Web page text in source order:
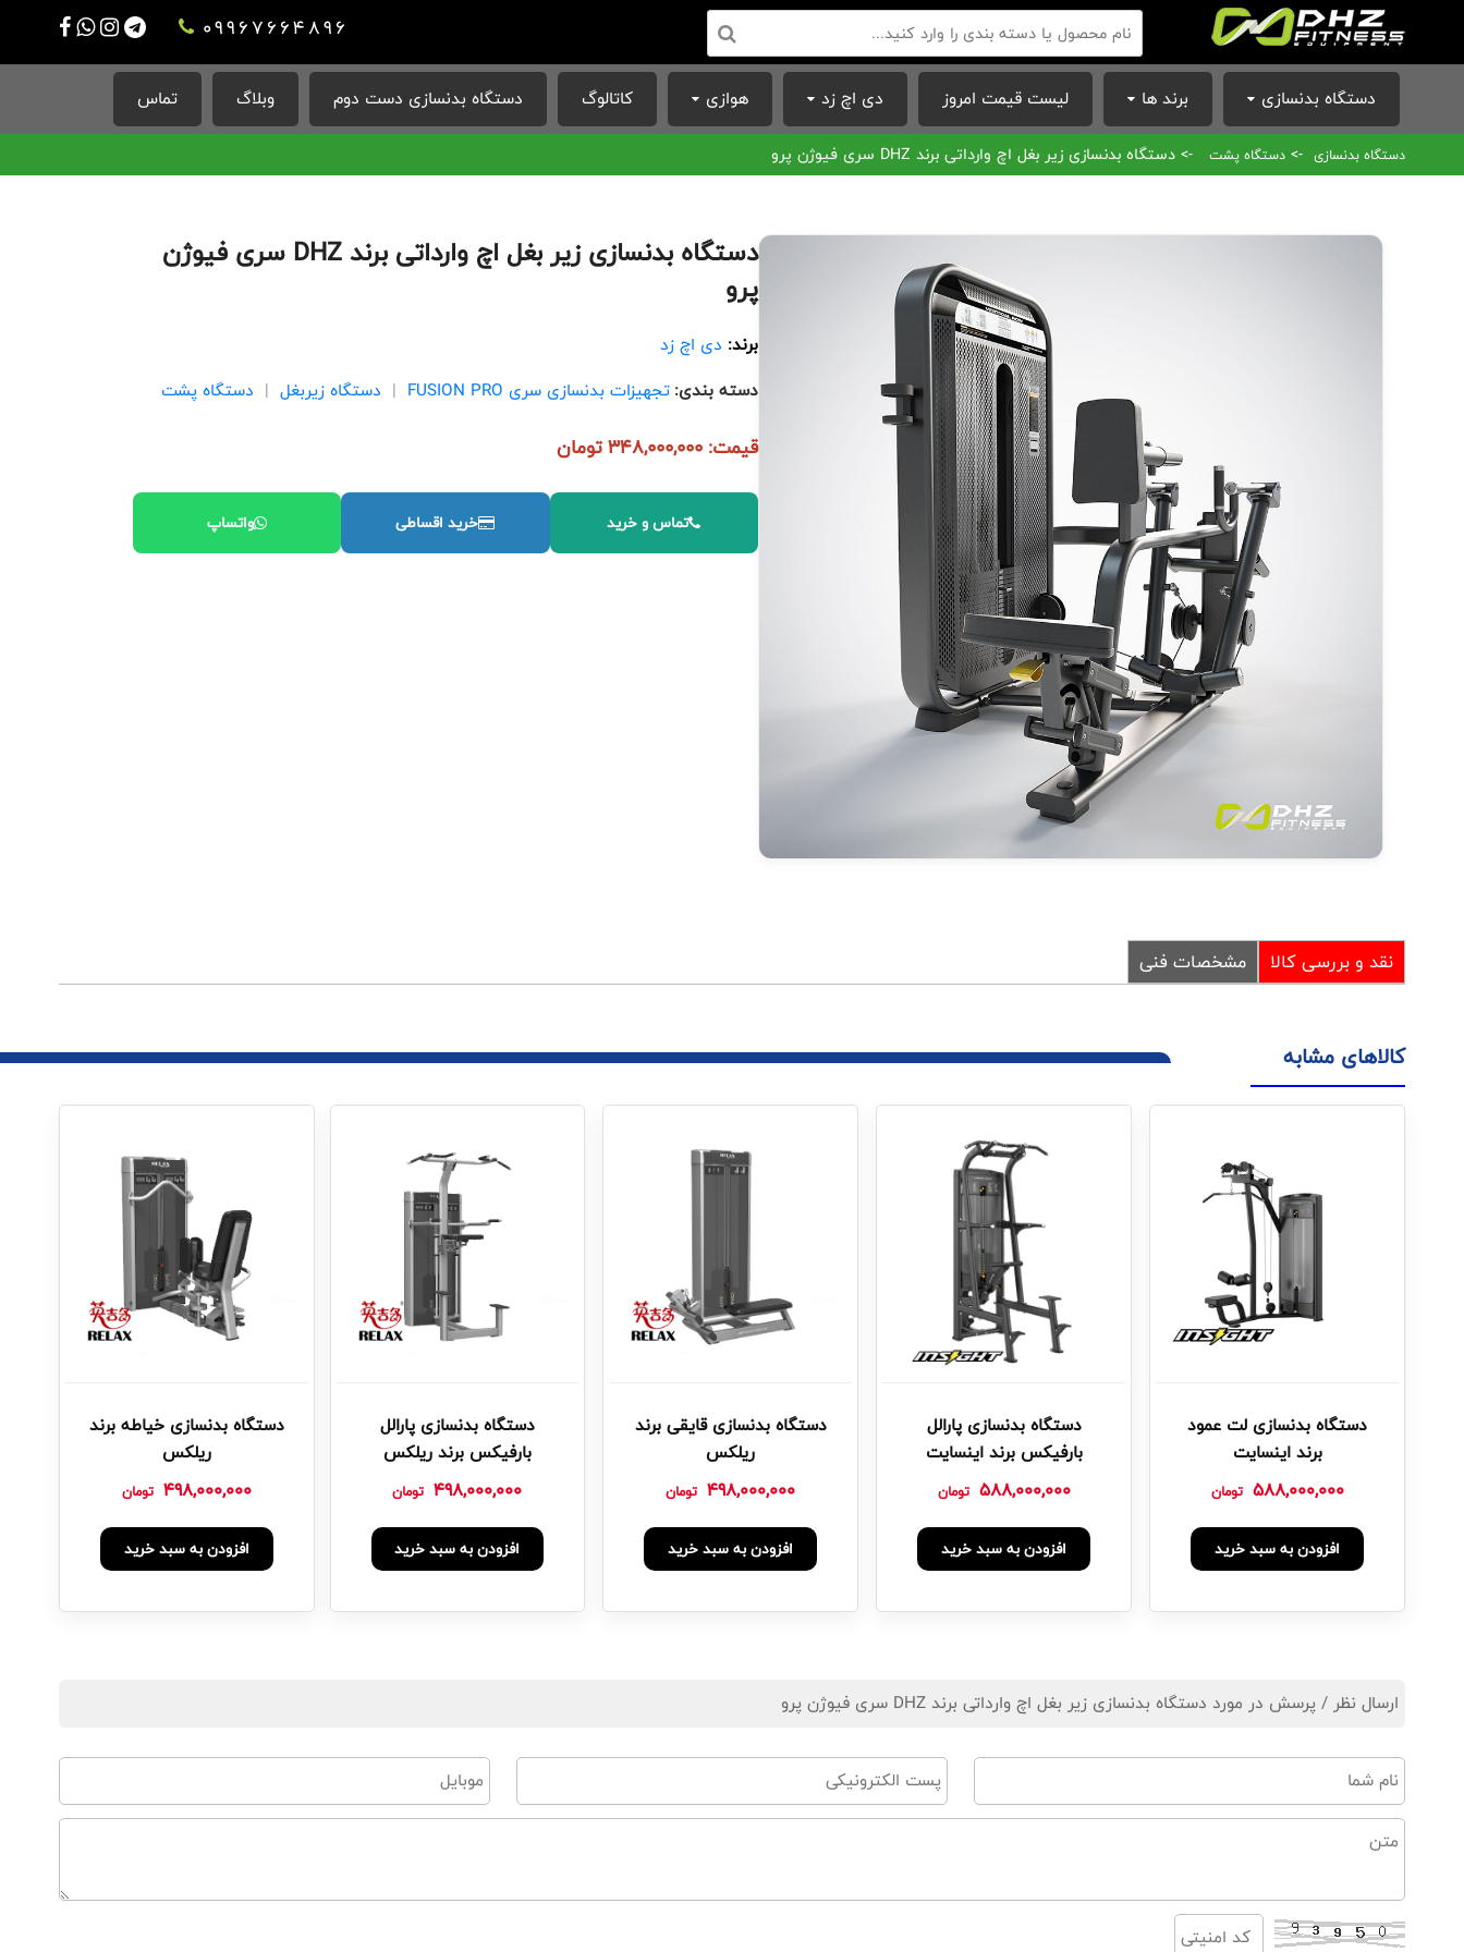
09967664896
دستگاه بدنسازی برند ها لیست قیمت امروز دی اچ زد هوازی کاتالوگ دستگاه بدنسازی دست دوم وبلاگ تماس
دستگاه بدنسازی -> دستگاه پشت -> دستگاه بدنسازی زیر بغل اچ وارداتی برند DHZ سری فیوژن پرو
دستگاه بدنسازی زیر بغل اچ وارداتی برند DHZ سری فیوژن
پرو
برند: دی اچ زد
دسته بندی:تجهیزات بدنسازی سری FUSION PRO | دستگاه زیربغل | دستگاه پشت
قیمت: 348,000,000 تومان
تماس و خرید خرید اقساطی واتساپ
نقد و بررسی کالا مشخصات فنی
کالاهای مشابه
دستگاه بدنسازی لت عمود
برند اینسایت
588,000,000 تومان
افزودن به سبد خرید
دستگاه بدنسازی پارالل
بارفیکس برند اینسایت
588,000,000 تومان
افزودن به سبد خرید
دستگاه بدنسازی قایقی برند
ریلکس
498,000,000 تومان
افزودن به سبد خرید
دستگاه بدنسازی پارالل
بارفیکس برند ریلکس
498,000,000 تومان
افزودن به سبد خرید
دستگاه بدنسازی خیاطه برند
ریلکس
498,000,000 تومان
افزودن به سبد خرید
ارسال نظر / پرسش در مورد دستگاه بدنسازی زیر بغل اچ وارداتی برند DHZ سری فیوژن پرو